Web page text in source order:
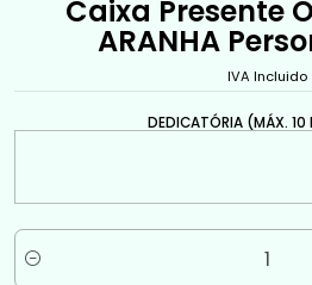
Caixa Presente
ARANHA
IVA Incluido
DEDICATÓRIA (MÁX. 10
Quantidade